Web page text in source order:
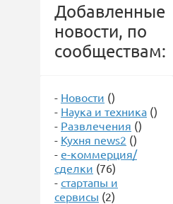
Добавленные
новости, по
сообществам:
- Новости ()
- Наука и техника ()
- Развлечения ()
- Кухня news2 ()
- е-коммерция/
сделки (76)
- стартапы и
сервисы (2)